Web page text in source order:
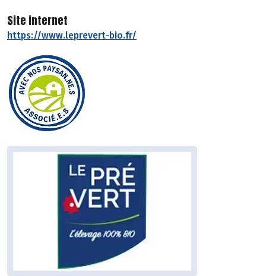
Site internet
https://www.leprevert-bio.fr/